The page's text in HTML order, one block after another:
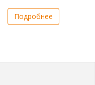
Подробнее